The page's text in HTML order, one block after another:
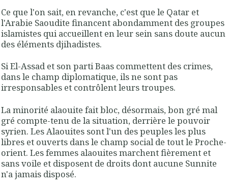
Ce que l'on sait, en revanche, c'est que le Qatar et
l'Arabie Saoudite financent abondamment des groupes
islamistes qui accueillent en leur sein sans doute aucun
des éléments djihadistes.
Si El-Assad et son parti Baas commettent des crimes,
dans le champ diplomatique, ils ne sont pas
irresponsables et contrôlent leurs troupes.
La minorité alaouite fait bloc, désormais, bon gré mal
gré compte-tenu de la situation, derrière le pouvoir
syrien. Les Alaouites sont l'un des peuples les plus
libres et ouverts dans le champ social de tout le Proche-
orient. Les femmes alaouites marchent fièrement et
sans voile et disposent de droits dont aucune Sunnite
n'a jamais disposé.